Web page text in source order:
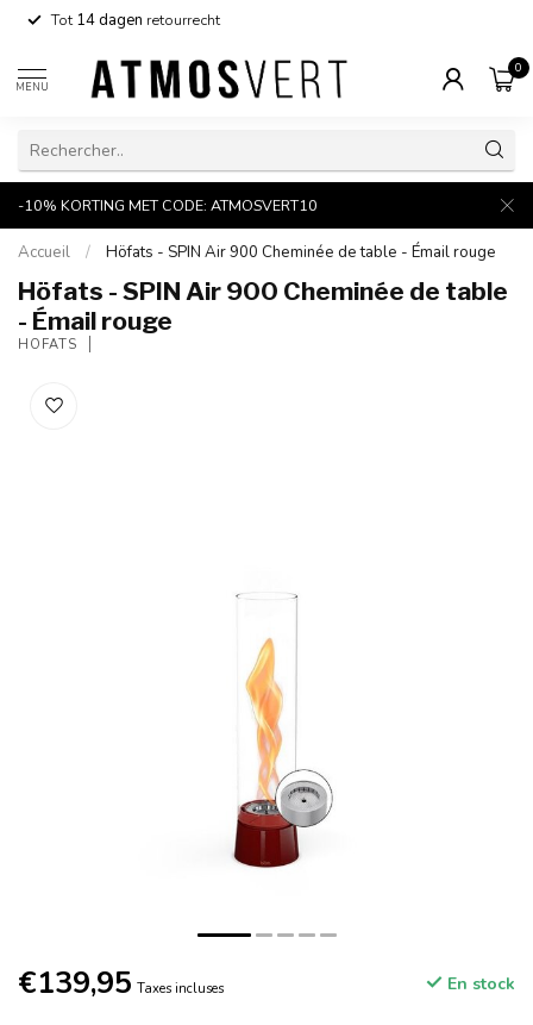
Tot14 dagen retourrecht
MENU
0
-10% KORTING MET CODE: ATMOSVERT10
Accueil / Höfats - SPIN Air 900 Cheminée de table - Émail rouge
Höfats - SPIN Air 900 Cheminée de table
- Émail rouge
HÖFATS
€139,95 Taxes incluses En stock